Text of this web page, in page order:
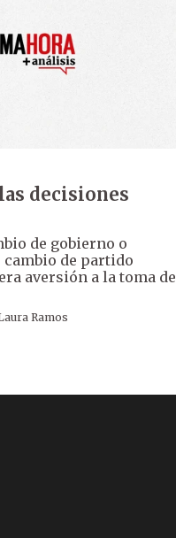
decisiones
de gobierno o
de partido
aversión a la toma de
Ramos